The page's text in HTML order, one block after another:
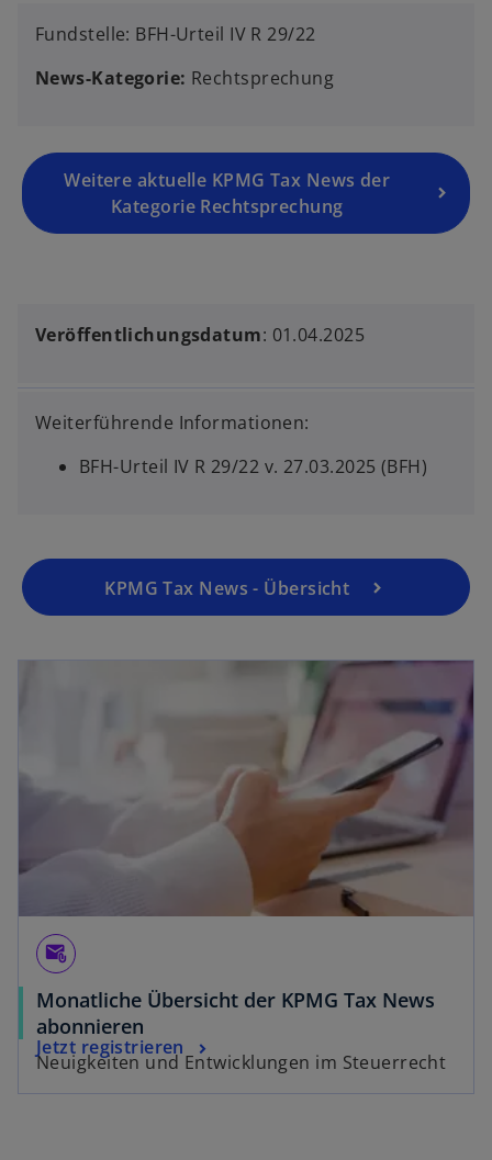
Fundstelle: BFH-Urteil IV R 29/22
News-Kategorie: Rechtsprechung
Weitere aktuelle KPMG Tax News der
Kategorie Rechtsprechung
Veröffentlichungsdatum: 01.04.2025
Weiterführende Informationen:
BFH-Urteil IV R 29/22 v. 27.03.2025 (BFH)
KPMG Tax News - Übersicht
attach_email
Monatliche Übersicht der KPMG Tax News
abonnieren
Neuigkeiten und Entwicklungen im Steuerrecht
Jetzt registrieren